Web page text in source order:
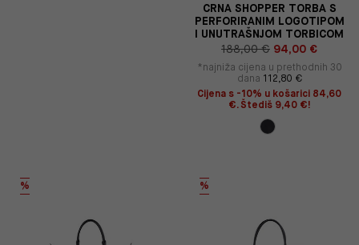
CRNA SHOPPER TORBA S
PERFORIRANIM LOGOTIPOM
I UNUTRAŠNJOM TORBICOM
188,00 € 94,00 €
*najniža cijena u prethodnih 30
dana 112,80 €
Cijena s -10% u košarici 84,60
€. Štediš 9,40 €!
% %